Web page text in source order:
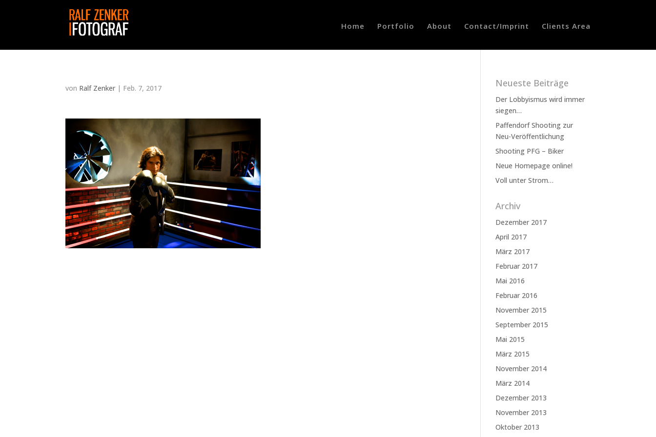
Home Portfolio About Contact/Imprint Clients Area
von Ralf Zenker | Feb. 7, 2017 Neueste Beiträge
Der Lobbyismus wird immer
siegen…
Paffendorf Shooting zur
Neu-Veröffentlichung
Shooting PFG – Biker
Neue Homepage online!
Voll unter Strom…
Archiv
Dezember 2017
April 2017
März 2017
Februar 2017
Mai 2016
Februar 2016
November 2015
September 2015
Mai 2015
März 2015
November 2014
März 2014
Dezember 2013
November 2013
Oktober 2013